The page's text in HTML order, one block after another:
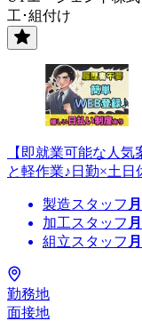
工･組付け
【即就業可能な人
と軽作業♪日勤×土
製造スタッフ
加工スタッフ
組立スタッフ
勤務地
面接地